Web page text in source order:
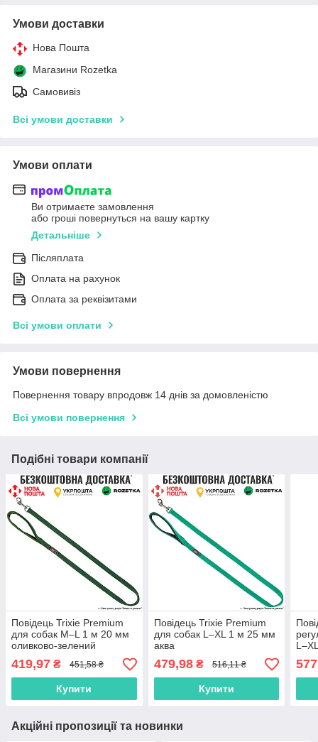
Умови доставки
Нова Пошта
Магазини Rozetka
Самовивіз
Всі умови доставки
Умови оплати
Ви отримаєте замовлення
або гроші повернуться на вашу картку
Детальніше
Післяплата
Оплата на рахунок
Оплата за реквізитами
Всі умови оплати
Умови повернення
Повернення товару впродовж 14 днів за домовленістю
Всі умови повернення
Подібні товари компанії
Повідець Trixie Premium
для собак M–L 1 м 20 мм
оливково-зелений
419,97 ₴ 451,58 ₴
Купити
Повідець Trixie Premium
для собак L–XL 1 м 25 мм
аква
479,98₴ 516,11 ₴
Купити
Акційні пропозиції та новинки